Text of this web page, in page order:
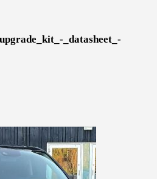
_datasheet_-